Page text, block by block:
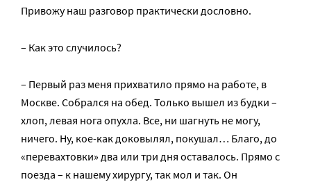
Привожу наш разговор практически дословно.
– Как это случилось?
– Первый раз меня прихватило прямо на работе, в
Москве. Собрался на обед. Только вышел из будки –
хлоп, левая нога опухла. Все, ни шагнуть не могу,
ничего. Ну, кое-как доковылял, покушал… Благо, до
«перевахтовки» два или три дня оставалось. Прямо с
поезда – к нашему хирургу, так мол и так. Он